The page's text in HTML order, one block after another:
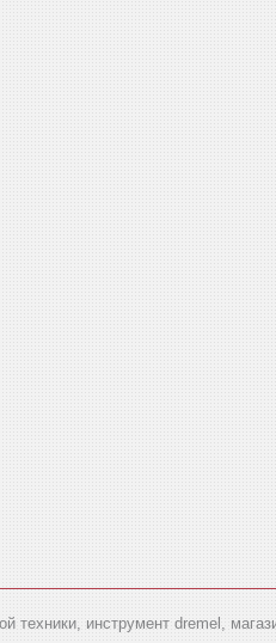
техники, инструмент dremel,